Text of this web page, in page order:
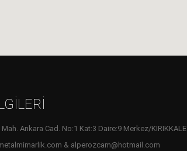
Mah. Ankara Cad. No:1 Kat:3 Daire:9 Merkez/KIRIKKALE
& alperozcam@hotmail.com